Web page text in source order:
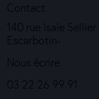
Contact
140 rue Isaïe
Escarbotin-
Nous écrire
03 22 26 99 91